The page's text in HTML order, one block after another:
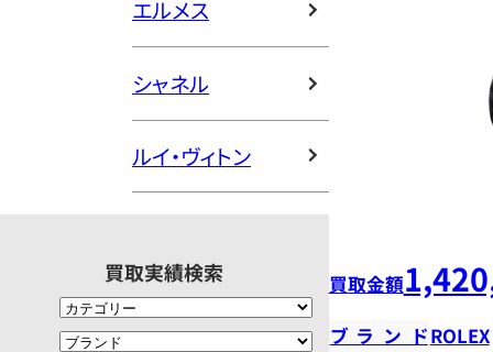
エルメス
シャネル
ルイ・ヴィトン
買取実績検索 買取金額
ブランドROLEX